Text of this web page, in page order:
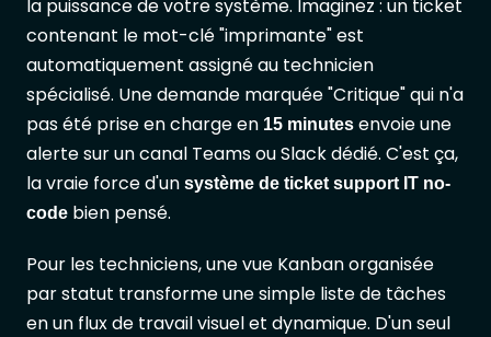
la puissance de votre système. Imaginez : un ticket
contenant le mot-clé "imprimante" est
automatiquement assigné au technicien
spécialisé. Une demande marquée "Critique" qui n'a
pas été prise en charge en 15 minutes envoie une
alerte sur un canal Teams ou Slack dédié. C'est ça,
la vraie force d'un système de ticket support IT no-
code bien pensé.
Pour les techniciens, une vue Kanban organisée
par statut transforme une simple liste de tâches
en un flux de travail visuel et dynamique. D'un seul